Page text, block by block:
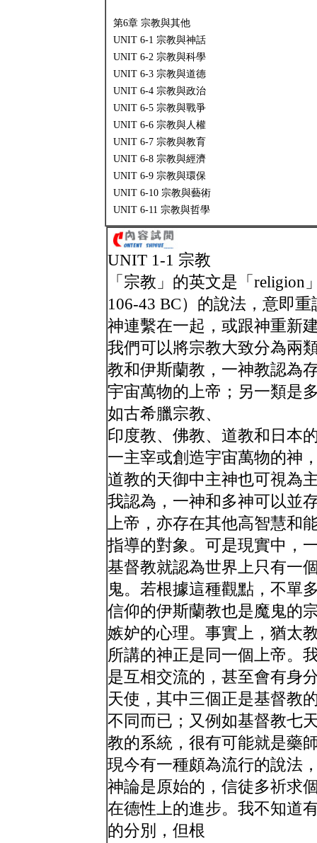
第6章 宗教與其他
UNIT 6-1 宗教與神話
UNIT 6-2 宗教與科學
UNIT 6-3 宗教與道德
UNIT 6-4 宗教與政治
UNIT 6-5 宗教與戰爭
UNIT 6-6 宗教與人權
UNIT 6-7 宗教與教育
UNIT 6-8 宗教與經濟
UNIT 6-9 宗教與環保
UNIT 6-10 宗教與藝術
UNIT 6-11 宗教與哲學
UNIT 1-1 宗教
「宗教」的英文是「religion
106-43 BC）的說法，意即
神連繫在一起，或跟神重新
我們可以將宗教大致分為兩
教和伊斯蘭教，一神教認為
宇宙萬物的上帝；另一類是
如古希臘宗教、
印度教、佛教、道教和日本
一主宰或創造宇宙萬物的神
道教的天御中主神也可視為
我認為，一神和多神可以並
上帝，亦存在其他高智慧和
指導的對象。可是現實中，
基督教就認為世界上只有一
鬼。若根據這種觀點，不單
信仰的伊斯蘭教也是魔鬼的
嫉妒的心理。事實上，猶太
所講的神正是同一個上帝。
是互相交流的，甚至會有身
天使，其中三個正是基督教
不同而已；又例如基督教七
教的系統，很有可能就是藥
現今有一種頗為流行的說法
神論是原始的，信徒多祈求
在德性上的進步。我不知道
的分別，但根